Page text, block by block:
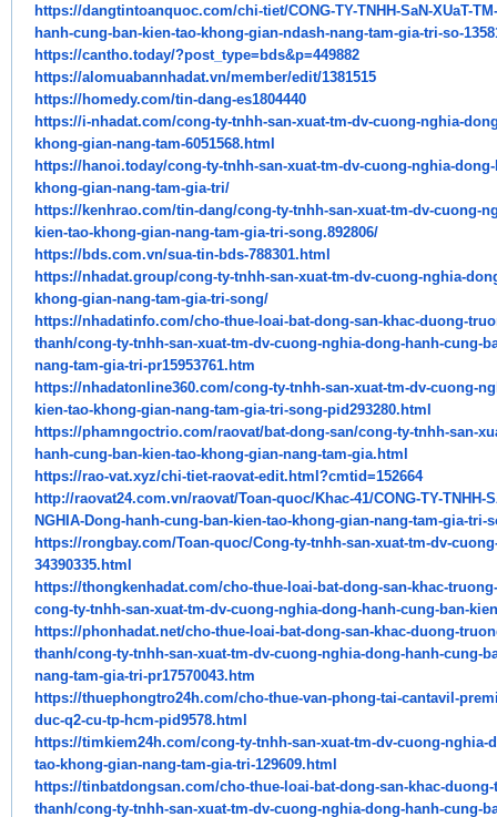
https://dangtintoanquoc.com/chi-tiet/CONG-TY-TNHH-SaN-XUaT-
hanh-cung-ban-kien-tao-khong-gian-ndash-nang-tam-gia-tri-so-
https://cantho.today/?post_ type=bds&p=449882
https://alomuabannhadat.vn/member/edit/1381515
https://homedy.com/tin-dang-es1804440
https://i-nhadat.com/cong-ty-tnhh-san-xuat-tm-dv-cuong-nghia-
khong-gian-nang-tam-6051568.html
https://hanoi.today/cong-ty-tnhh-san-xuat-tm-dv-cuong-nghia-
khong-gian-nang-tam-gia-tri/
https://kenhrao.com/tin-dang/cong-ty-tnhh-san-xuat-tm-dv-cuong-
kien-tao-khong-gian-nang-tam-gia-tri-song.892806/
https://bds.com.vn/sua-tin-bds-788301.html
https://nhadat.group/cong-ty-tnhh-san-xuat-tm-dv-cuong-nghia-
khong-gian-nang-tam-gia-tri-song/
https://nhadatinfo.com/cho-thue-loai-bat-dong-san-khac-duong-
thanh/cong-ty-tnhh-san-xuat-tm-dv-cuong-nghia-dong-hanh-cung-
nang-tam-gia-tri-pr15953761.htm
https://nhadatonline360.com/cong-ty-tnhh-san-xuat-tm-dv-cuong-
kien-tao-khong-gian-nang-tam-gia-tri-song-pid293280.html
https://phamngoctrio.com/raovat/bat-dong-san/cong-ty-tnhh-san-
hanh-cung-ban-kien-tao-khong-gian-nang-tam-gia.html
https://rao-vat.xyz/chi-tiet-raovat-edit.html?cmtid=152664
http://raovat24.com.vn/raovat/Toan-quoc/Khac-41/CONG-TY-TNHH-
NGHIA-Dong-hanh-cung-ban-kien-tao-khong-gian-nang-tam-gia-tri-
https://rongbay.com/Toan-quoc/Cong-ty-tnhh-san-xuat-tm-dv-
34390335.html
https://thongkenhadat.com/cho-thue-loai-bat-dong-san-khac-
cong-ty-tnhh-san-xuat-tm-dv-cuong-nghia-dong-hanh-cung-ban-
https://phonhadat.net/cho-thue-loai-bat-dong-san-khac-duong-
thanh/cong-ty-tnhh-san-xuat-tm-dv-cuong-nghia-dong-hanh-cung-
nang-tam-gia-tri-pr17570043.htm
https://thuephongtro24h.com/cho-thue-van-phong-tai-cantavil-
duc-q2-cu-tp-hcm-pid9578.html
https://timkiem24h.com/cong-ty-tnhh-san-xuat-tm-dv-cuong-nghia-
tao-khong-gian-nang-tam-gia-tri-129609.html
https://tinbatdongsan.com/cho-thue-loai-bat-dong-san-khac-duong-
thanh/cong-ty-tnhh-san-xuat-tm-dv-cuong-nghia-dong-hanh-cung-